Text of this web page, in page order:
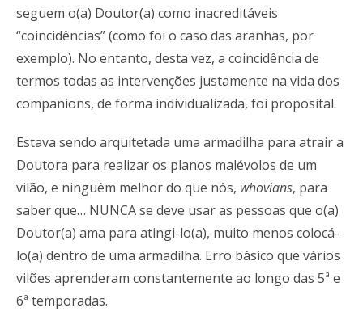
seguem o(a) Doutor(a) como inacreditáveis
“coincidências” (como foi o caso das aranhas, por
exemplo). No entanto, desta vez, a coincidência de
termos todas as intervenções justamente na vida dos
companions, de forma individualizada, foi proposital.
Estava sendo arquitetada uma armadilha para atrair a
Doutora para realizar os planos malévolos de um
vilão, e ninguém melhor do que nós, whovians, para
saber que… NUNCA se deve usar as pessoas que o(a)
Doutor(a) ama para atingi-lo(a), muito menos colocá-
lo(a) dentro de uma armadilha. Erro básico que vários
vilões aprenderam constantemente ao longo das 5ª e
6ª temporadas.